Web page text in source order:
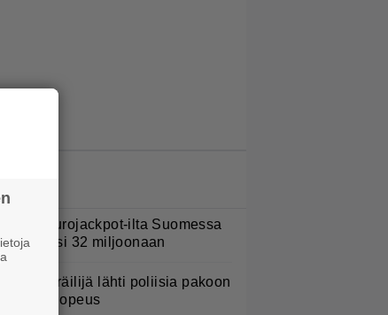
oli Eurojackpot-ilta Suomessa
kohosi 32 miljoonaan
lähti poliisia pakoon
ylinopeus